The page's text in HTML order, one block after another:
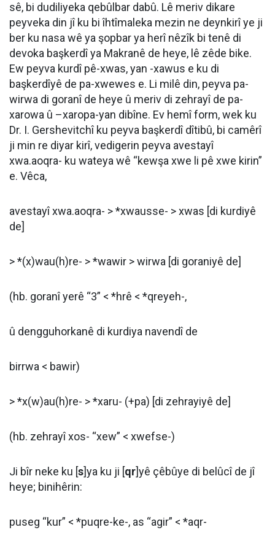
sê, bi dudiliyeka qebûlbar dabû. Lê meriv dikare
peyveka din jî ku bi îhtîmaleka mezin ne deynkirî ye ji
ber ku nasa wê ya şopbar ya herî nêzîk bi tenê di
devoka başkerdî ya Makranê de heye, lê zêde bike.
Ew peyva kurdî pê-xwas, yan -xawus e ku di
başkerdîyê de pa-xwewes e. Li milê din, peyva pa-
wirwa di goranî de heye û meriv di zehrayî de pa-
xarowa û –xaropa-yan dibîne. Ev hemî form, wek ku
Dr. I. Gershevitchî ku peyva başkerdî dîtibû, bi camêrî
ji min re diyar kirî, vedigerin peyva avestayî
xwa.aoqra- ku wateya wê “kewşa xwe li pê xwe kirin”
e. Vêca,
avestayî xwa.aoqra- > *xwausse- > xwas [di kurdiyê
de]
> *(x)wau(h)re- > *wawir > wirwa [di goraniyê de]
(hb. goranî yerê “3” < *hrê < *qreyeh-,
û dengguhorkanê di kurdiya navendî de
birrwa < bawir)
> *x(w)au(h)re- > *xaru- (+pa) [di zehrayiyê de]
(hb. zehrayî xos- “xew” < xwefse-)
Ji bîr neke ku [s]ya ku ji [qr]yê çêbûye di belûcî de jî
heye; binihêrin:
puseg “kur” < *puqre-ke-, as “agir” < *aqr-